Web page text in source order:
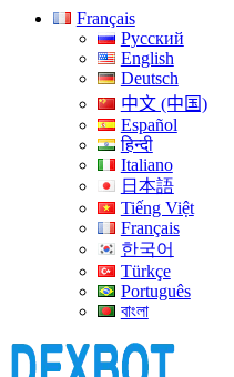
Français
Русский
English
Deutsch
中文 (中国)
Español
हिन्दी
Italiano
日本語
Tiếng Việt
Français
한국어
Türkçe
Português
বাংলা